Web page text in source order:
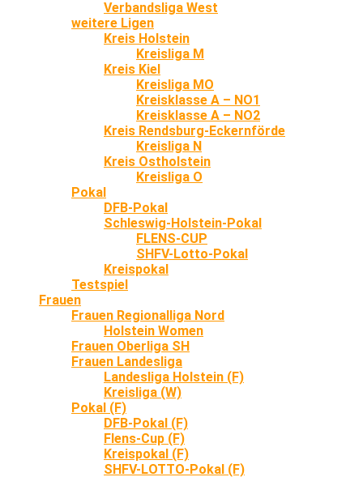
Verbandsliga West
weitere Ligen
Kreis Holstein
Kreisliga M
Kreis Kiel
Kreisliga MO
Kreisklasse A – NO1
Kreisklasse A – NO2
Kreis Rendsburg-Eckernförde
Kreisliga N
Kreis Ostholstein
Kreisliga O
Pokal
DFB-Pokal
Schleswig-Holstein-Pokal
FLENS-CUP
SHFV-Lotto-Pokal
Kreispokal
Testspiel
Frauen
Frauen Regionalliga Nord
Holstein Women
Frauen Oberliga SH
Frauen Landesliga
Landesliga Holstein (F)
Kreisliga (W)
Pokal (F)
DFB-Pokal (F)
Flens-Cup (F)
Kreispokal (F)
SHFV-LOTTO-Pokal (F)